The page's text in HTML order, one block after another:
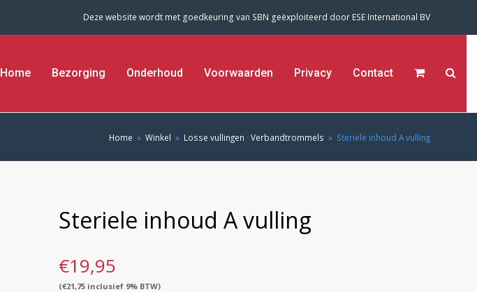
Deze website wordt met goedkeuring van SBN geëxploiteerd door ESE International BV
Home Bezorging Onderhoud Voorwaarden Privacy Contact
Home » Winkel » Losse vullingen · Verbandtrommels » Steriele inhoud A vulling
Steriele inhoud A vulling
€19,95
(€21,75inclusief 9% BTW)